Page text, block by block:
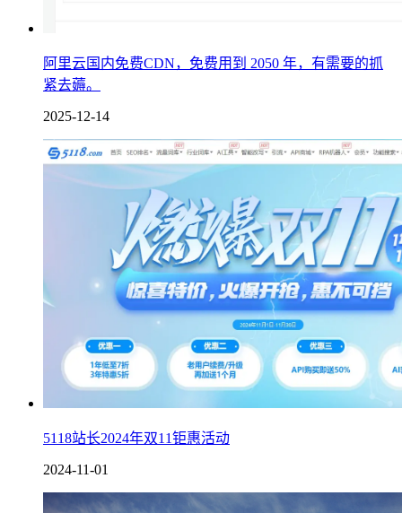
阿里云国内免费CDN，免费用到 2050 年，有需要的抓
紧去薅。
2025-12-14
5118站长2024年双11钜惠活动
2024-11-01